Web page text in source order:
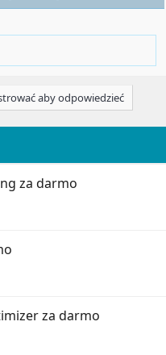
aby odpowiedzieć
za darmo
za darmo